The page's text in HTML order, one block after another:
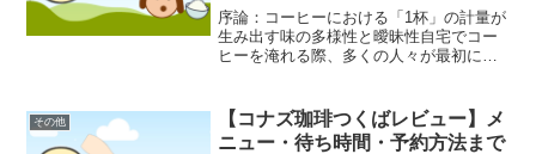
の換算表
序論：コーヒーにおける「1杯」の計量が
生み出す味の多様性と曖昧性自宅でコー
ヒーを淹れる際、多くの人々が最初に直
「豆（粉）の計量」です。レシピ本や
WEB上の記事を検索すれば...
その他
【コナズ珈琲つくばレビュー】メ
ニュー・待ち時間・予約方法まで